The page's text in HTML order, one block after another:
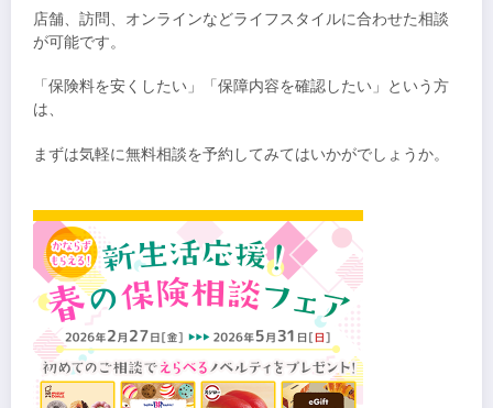
店舗、訪問、オンラインなどライフスタイルに合わせた相談
が可能です。
「保険料を安くしたい」「保障内容を確認したい」という方
は、
まずは気軽に無料相談を予約してみてはいかがでしょうか。